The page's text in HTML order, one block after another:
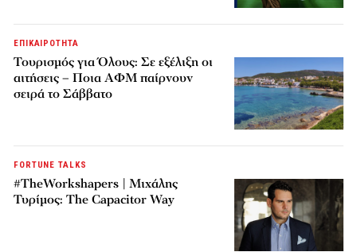
ΕΠΙΚΑΙΡΟΤΗΤΑ
Τουρισμός για Όλους: Σε εξέλιξη οι
αιτήσεις – Ποια ΑΦΜ παίρνουν
σειρά το Σάββατο
FORTUNE TALKS
#TheWorkshapers | Μιχάλης
Τυρίμος: The Capacitor Way